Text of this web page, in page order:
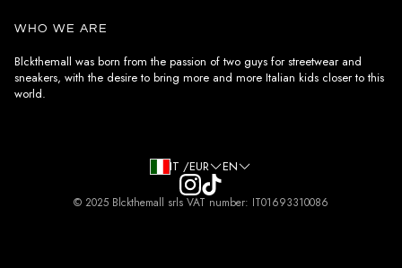
Instagram
Terms of payment
WHO WE ARE
Blckthemall was born from the passion of two guys for streetwear and
sneakers, with the desire to bring more and more Italian kids closer to this
world.
IT /EUR EN
© 2025 Blckthemall srls VAT number: IT01693310086